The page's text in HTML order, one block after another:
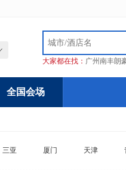
大家都在找： 广州南丰朗
全国会场
三亚 厦门 天津